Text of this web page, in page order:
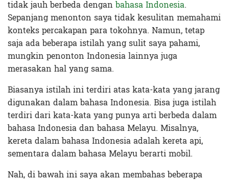
tidak jauh berbeda denganbahasa Indonesia.
Sepanjang menonton saya tidak kesulitan memahami
konteks percakapan para tokohnya. Namun, tetap
saja ada beberapa istilah yang sulit saya pahami,
mungkin penonton Indonesia lainnya juga
merasakan hal yang sama.
Biasanya istilah ini terdiri atas kata-kata yang jarang
digunakan dalam bahasa Indonesia. Bisa juga istilah
terdiri dari kata-kata yang punya arti berbeda dalam
bahasa Indonesia dan bahasa Melayu. Misalnya,
kereta dalam bahasa Indonesia adalah kereta api,
sementara dalam bahasa Melayu berarti mobil.
Nah, di bawah ini saya akan membahas beberapa